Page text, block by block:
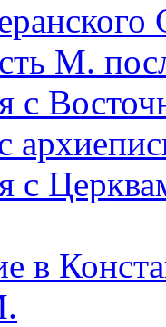
М.
с
с
в